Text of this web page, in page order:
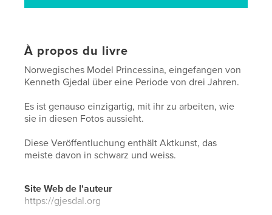
À propos du livre
Norwegisches Model Princessina, eingefangen von
Kenneth Gjedal über eine Periode von drei Jahren.
Es ist genauso einzigartig, mit ihr zu arbeiten, wie
sie in diesen Fotos aussieht.
Diese Veröffentluchung enthält Aktkunst, das
meiste davon in schwarz und weiss.
Site Web de l'auteur
https://gjesdal.org